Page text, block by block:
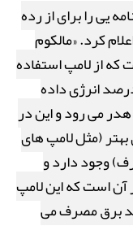
برنامه یی را برای از رده
کرد. «مالکوم
حدود 125 سال است که از لامپ استفاده
و همه می دانیم که بیش از 90 درصد انرژی داده
می رود و این در
(مثل لامپ های
وجود دارد و
آن است که این لامپ
نور یکسان، حدود 20 درصد برق مصرف می